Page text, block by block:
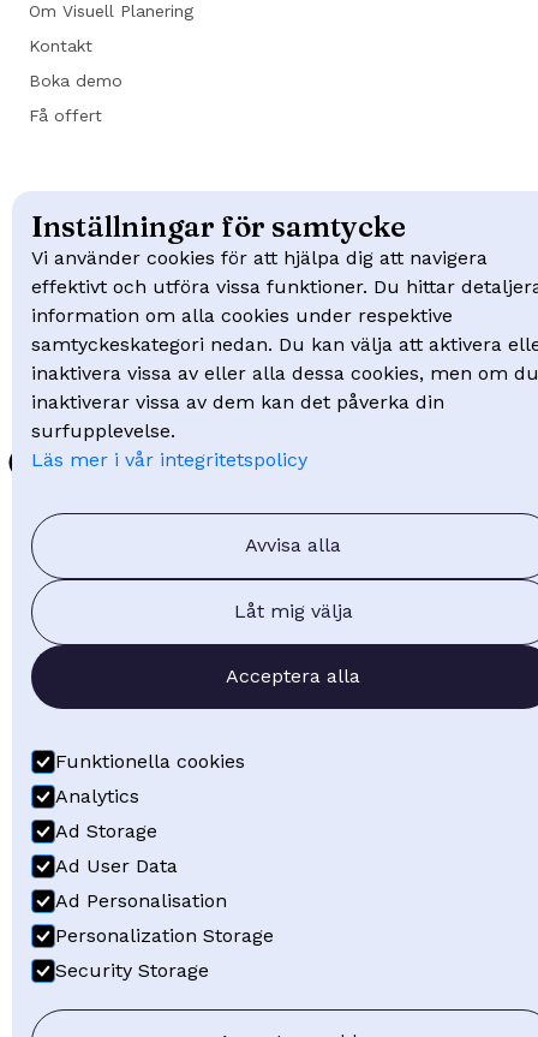
Om Visuell Planering
Kontakt
Boka demo
Få offert
© 2026 Visuell Planering
Integritetspolicy
Följ oss på LinkedIn
Följ oss på YouTube
Inställningar för samtycke
Vi använder cookies för att hjälpa dig att navigera
effektivt och utföra vissa funktioner. Du hittar
information om alla cookies under respektive
samtyckeskategori nedan. Du kan välja att aktivera
inaktivera vissa av eller alla dessa cookies, men om du
inaktiverar vissa av dem kan det påverka din
surfupplevelse.
Läs mer i vår integritetspolicy
Avvisa alla
Låt mig välja
Acceptera alla
Funktionella cookies
Analytics
Ad Storage
Ad User Data
Ad Personalisation
Personalization Storage
Security Storage